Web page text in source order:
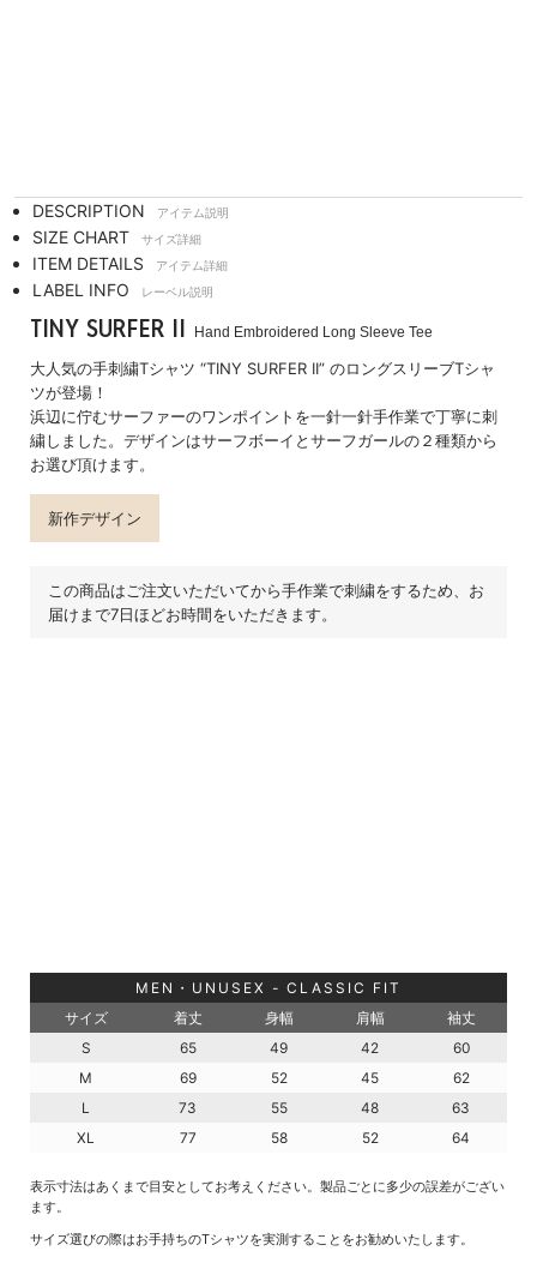
DESCRIPTION アイテム説明
SIZE CHART サイズ詳細
ITEM DETAILS アイテム詳細
LABEL INFO レーベル説明
TINY SURFER II Hand Embroidered Long Sleeve Tee
大人気の手刺繍Tシャツ “TINY SURFER II” のロングスリーブTシャ
ツが登場！
浜辺に佇むサーファーのワンポイントを一針一針手作業で丁寧に刺
繍しました。デザインはサーフボーイとサーフガールの２種類から
お選び頂けます。
新作デザイン
この商品はご注文いただいてから手作業で刺繍をするため、お
届けまで7日ほどお時間をいただきます。
MEN・UNUSEX - CLASSIC FIT
サイズ
着丈 身幅 肩幅
袖丈
S
65 49 42
60
M
69 52 45
62
L
73 55 48
63
XL
77 58 52 64
表示寸法はあくまで目安としてお考えください。製品ごとに多少の誤差がござい
ます。
サイズ選びの際はお手持ちのTシャツを実測することをお勧めいたします。